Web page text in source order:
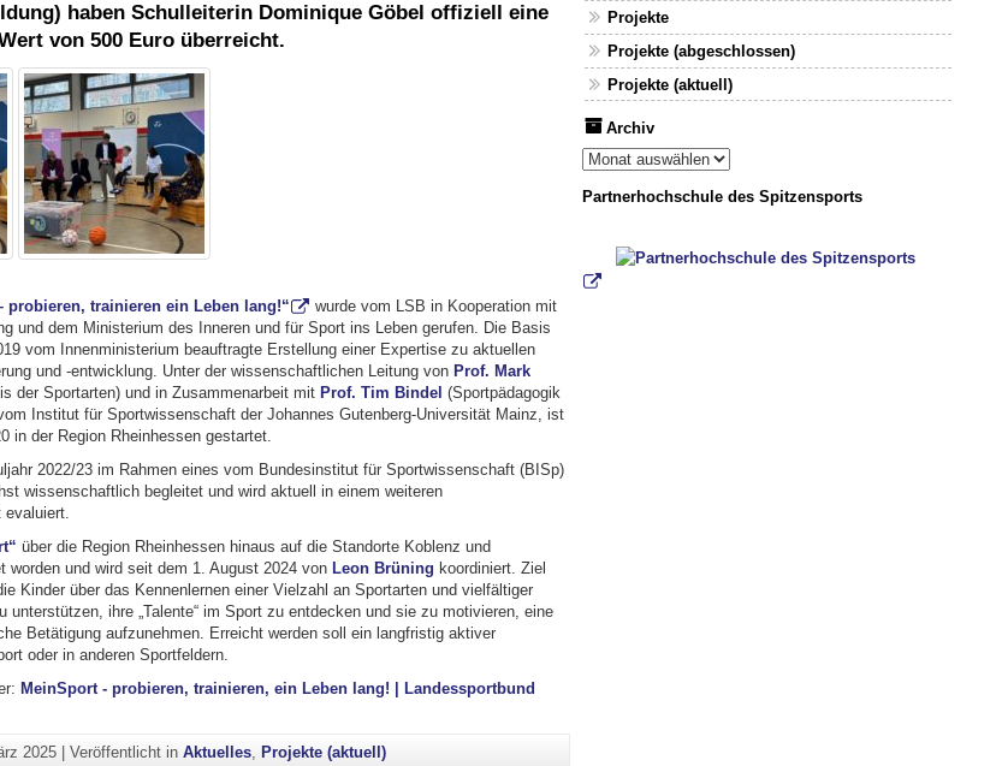
haben Schulleiterin Dominique Göbel offiziell eine
von 500 Euro überreicht.
probieren, trainieren ein Leben lang!“
wurde vom LSB in Kooperation mit
und dem Ministerium des Inneren und für Sport ins Leben gerufen. Die Basis
vom Innenministerium beauftragte Erstellung einer Expertise zu aktuellen
und -entwicklung. Unter der wissenschaftlichen Leitung von Prof. Mark
der Sportarten) und in Zusammenarbeit mit Prof. Tim Bindel (Sportpädagogik
Institut für Sportwissenschaft der Johannes Gutenberg-Universität Mainz, ist
in der Region Rheinhessen gestartet.
2022/23 im Rahmen eines vom Bundesinstitut für Sportwissenschaft (BISp)
wissenschaftlich begleitet und wird aktuell in einem weiteren
über die Region Rheinhessen hinaus auf die Standorte Koblenz und
worden und wird seit dem 1. August 2024 von Leon Brüning koordiniert. Ziel
Kinder über das Kennenlernen einer Vielzahl an Sportarten und vielfältiger
unterstützen, ihre „Talente“ im Sport zu entdecken und sie zu motivieren, eine
Betätigung aufzunehmen. Erreicht werden soll ein langfristig aktiver
oder in anderen Sportfeldern.
MeinSport - probieren, trainieren, ein Leben lang! | Landessportbund
2025 |Veröffentlicht inAktuelles, Projekte (aktuell)
Projekte
Projekte (abgeschlossen)
Projekte (aktuell)
Archiv
Archiv
Partnerhochschule des Spitzensports